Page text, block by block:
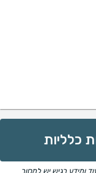
כלליות
ומידע רגיש יש למסור